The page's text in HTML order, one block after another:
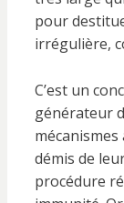
pour
irrégulière,
C’est un
générateur
démis de
procédure